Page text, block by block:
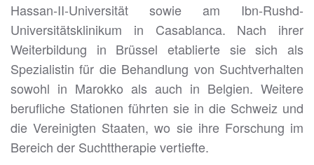
Hassan-II-Universität sowie am Ibn-Rushd-
Universitätsklinikum in Casablanca. Nach ihrer
Weiterbildung in Brüssel etablierte sie sich als
Spezialistin für die Behandlung von Suchtverhalten
sowohl in Marokko als auch in Belgien. Weitere
berufliche Stationen führten sie in die Schweiz und
die Vereinigten Staaten, wo sie ihre Forschung im
Bereich der Suchttherapie vertiefte.